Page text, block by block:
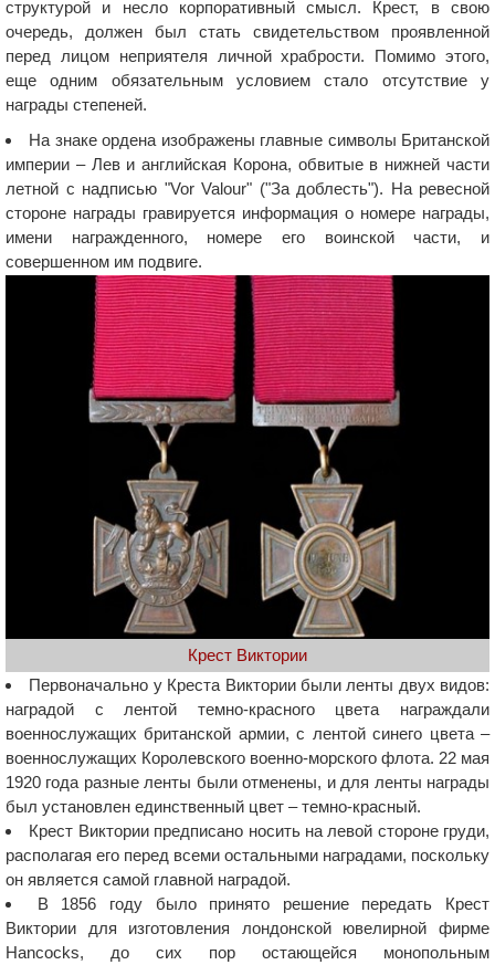
структурой и несло корпоративный смысл. Крест, в свою
очередь, должен был стать свидетельством проявленной
перед лицом неприятеля личной храбрости. Помимо этого,
еще одним обязательным условием стало отсутствие у
награды степеней.
На знаке ордена изображены главные символы Британской
империи – Лев и английская Корона, обвитые в нижней части
летной с надписью "Vor Valour" ("За доблесть"). На ревесной
стороне награды гравируется информация о номере награды,
имени награжденного, номере его воинской части, и
совершенном им подвиге.
Крест Виктории
Первоначально у Креста Виктории были ленты двух видов:
наградой с лентой темно-красного цвета награждали
военнослужащих британской армии, с лентой синего цвета –
военнослужащих Королевского военно-морского флота. 22 мая
1920 года разные ленты были отменены, и для ленты награды
был установлен единственный цвет – темно-красный.
Крест Виктории предписано носить на левой стороне груди,
располагая его перед всеми остальными наградами, поскольку
он является самой главной наградой.
В 1856 году было принято решение передать Крест
Виктории для изготовления лондонской ювелирной фирме
Hancocks, до сих пор остающейся монопольным